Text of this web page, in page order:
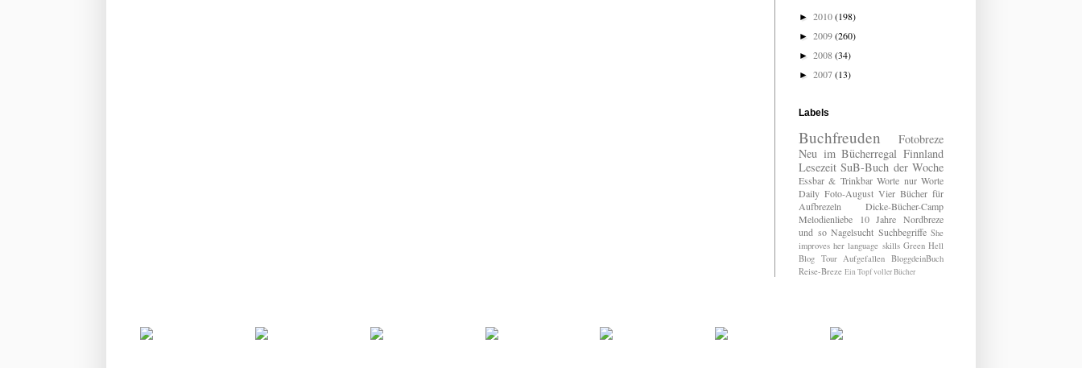
► 2010(198)
► 2009(260)
► 2008(34)
► 2007(13)
Labels
Buchfreuden
Fotobreze
Neu im Bücherregal Finnland
Lesezeit SuB-Buch der Woche
Essbar & Trinkbar Worte nur Worte
Daily Foto-August Vier Bücher für
Aufbrezeln
Dicke-Bücher-Camp
Melodienliebe
10 Jahre Nordbreze
und so Nagelsucht Suchbegriffe She
improves her language skills Green Hell
Blog Tour Aufgefallen BloggdeinBuch
Reise-Breze Ein Topf voller Bücher